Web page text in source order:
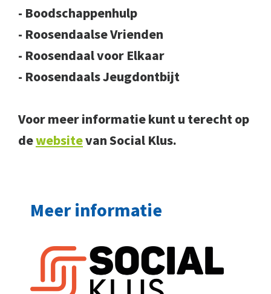
- Boodschappenhulp
- Roosendaalse Vrienden
- Roosendaal voor Elkaar
- Roosendaals Jeugdontbijt
Voor meer informatie kunt u terecht op
dewebsitevan Social Klus.
Meer informatie